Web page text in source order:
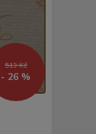
513 Kč
- 26 %